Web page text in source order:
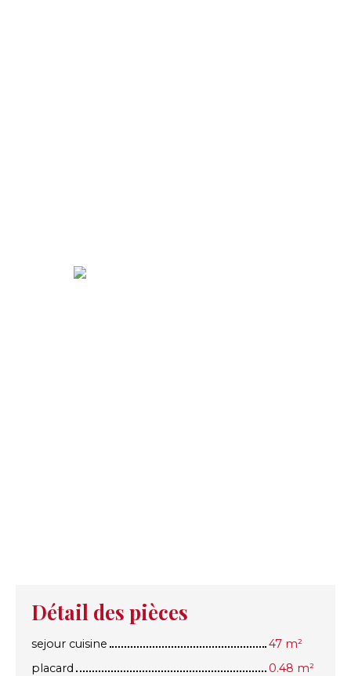
Détail des pièces
sejour cuisine
47 m²
placard
0.48 m²